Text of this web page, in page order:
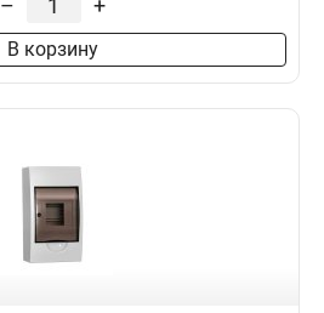
– +
В корзину